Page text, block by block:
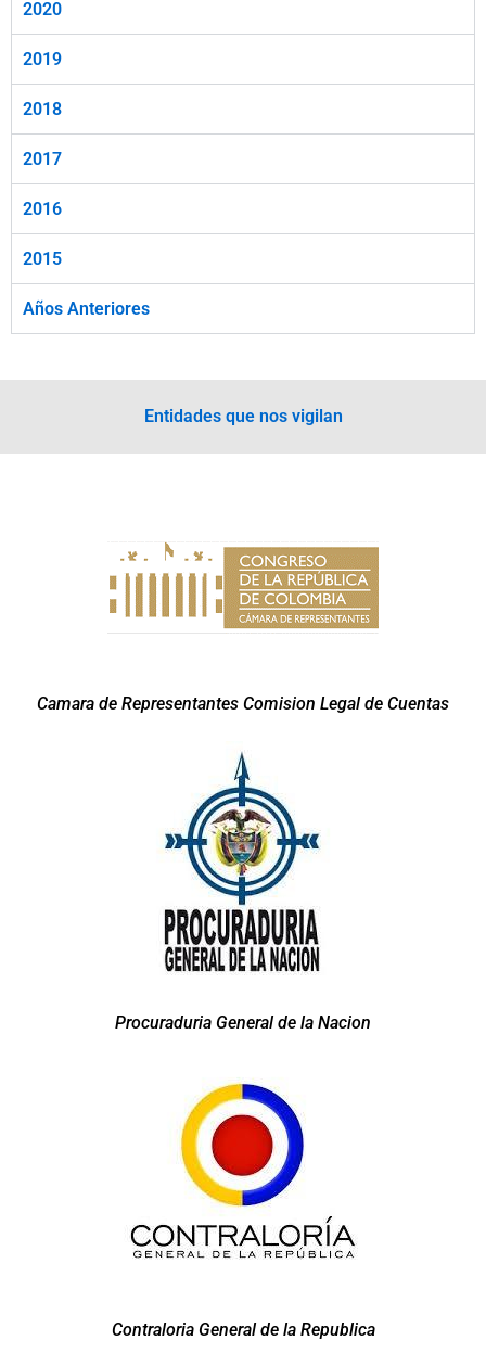
2020
2019
2018
2017
2016
2015
Años Anteriores
Entidades que nos vigilan
Camara de Representantes Comision Legal de Cuentas
Procuraduria General de la Nacion
Contraloria General de la Republica